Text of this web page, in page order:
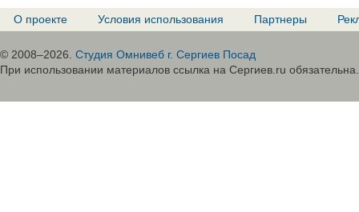
О проекте Условия использования Партнеры
© 2008–2026. Студия Омнивеб г. Сергиев Посад
При использовании материалов ссылка на Сергиев.ru обязательна.